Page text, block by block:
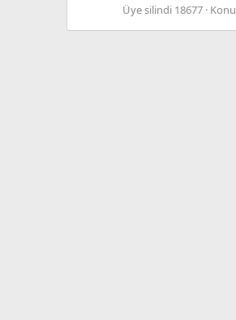
Üye silindi 18677 Konu